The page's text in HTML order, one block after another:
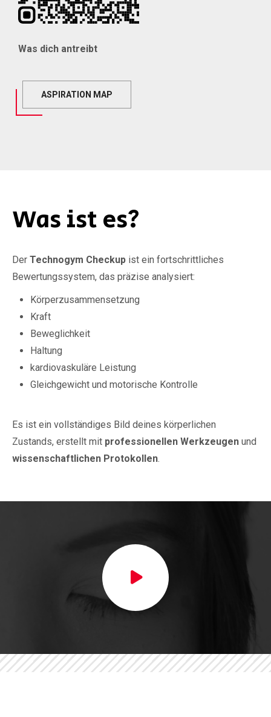
Was dich antreibt
ASPIRATION MAP
Was ist es?
Der Technogym Checkup ist ein fortschrittliches
Bewertungssystem, das präzise analysiert:
Körperzusammensetzung
Kraft
Beweglichkeit
Haltung
kardiovaskuläre Leistung
Gleichgewicht und motorische Kontrolle
Es ist ein vollständiges Bild deines körperlichen
Zustands, erstellt mit professionellen Werkzeugen und
wissenschaftlichen Protokollen.